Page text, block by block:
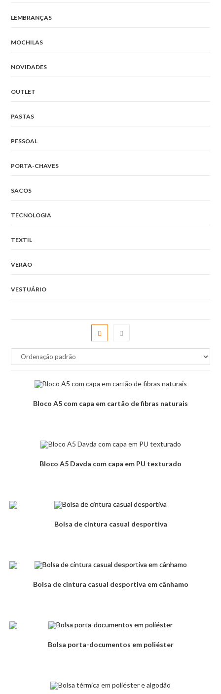
LEMBRANÇAS
MOCHILAS
NOVIDADES
OUTLET
PASTAS
PESSOAL
PORTA-CHAVES
SACOS
TECNOLOGIA
TEXTIL
VERÃO
VESTUÁRIO
Bloco A5 com capa em cartão de fibras naturais
Bloco A5 Davda com capa em PU texturado
Bolsa de cintura casual desportiva
Bolsa de cintura casual desportiva em cânhamo
Bolsa porta-documentos em poliéster